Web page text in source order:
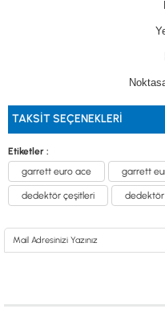
TAKSIT SEÇENEKLERI
Etiketler :
garrett euro ace
garrett
dedektör çeşitleri dedektör